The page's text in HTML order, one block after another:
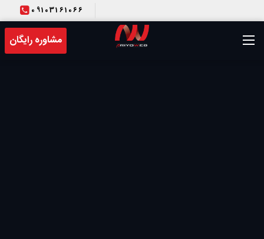
مشاوره رایگان
T 09103161066